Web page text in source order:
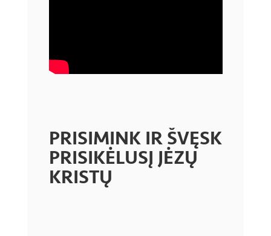
PRISIMINK IR ŠVĘSK
PRISIKĖLUSĮ JĖZŲ
KRISTŲ